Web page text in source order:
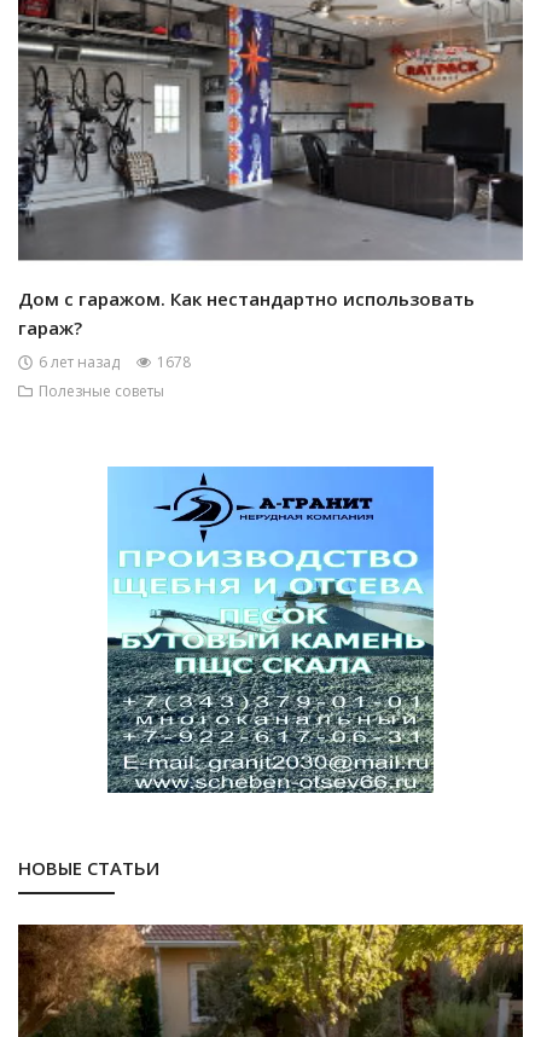
Дом с гаражом. Как нестандартно использовать
гараж?
6 лет назад
1678
Полезные советы
НОВЫЕ СТАТЬИ